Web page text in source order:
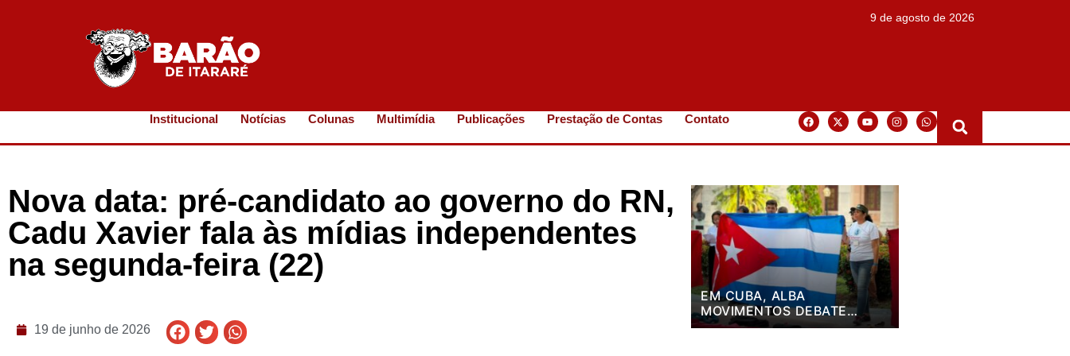
9 de agosto de 2026
Institucional Notícias Colunas Multimídia Publicações Prestação de Contas Contato
Nova data: pré-candidato ao governo do RN,
Cadu Xavier fala às mídias independentes
na segunda-feira (22)
19 de junho de 2026
EM CUBA, ALBA
MOVIMENTOS DEBATE
PLANO DE LUTA PARA OS